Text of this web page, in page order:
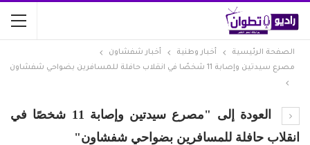
الصفحة الرئيسية أخبار وطنية
أخبار شفشاون
مصرع سيدتين وإصابة 11 شخصًا في انقلاب حافلة للمسافرين بضواحي شفشاون
العودة إلى "مصرع سيدتين وإصابة 11 شخصًا في
انقلاب حافلة للمسافرين بضواحي شفشاون"